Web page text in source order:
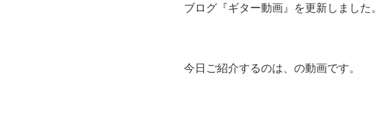
ブログ『ギター動画』を更新しました。
今日ご紹介するのは、の動画です。